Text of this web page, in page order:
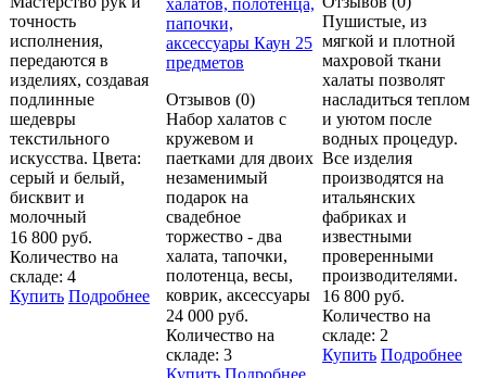
точность
исполнения,
передаются в
изделиях, создавая
подлинные
шедевры
текстильного
искусства. Цвета:
серый и белый,
бисквит и
молочный
16 800 руб.
Количество на
складе: 4
Купить Подробнее
Отзывов (0)
Набор халатов с
кружевом и
паетками для двоих
незаменимый
подарок на
свадебное
торжество - два
халата, тапочки,
полотенца, весы,
коврик, аксессуары
24 000 руб.
Количество на
складе: 3
Купить Подробнее
Пушистые, из
мягкой и плотной
махровой ткани
халаты позволят
насладиться теплом
и уютом после
водных процедур.
Все изделия
производятся на
итальянских
фабриках и
известными
проверенными
производителями.
16 800 руб.
Количество на
складе: 2
Купить Подробнее